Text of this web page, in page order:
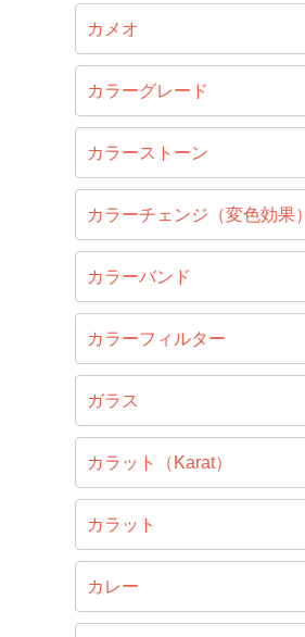
カメオ
カラーグレード
カラーストーン
カラーチェンジ（変色効果）
カラーバンド
カラーフィルター
ガラス
カラット（Karat）
カラット
カレー